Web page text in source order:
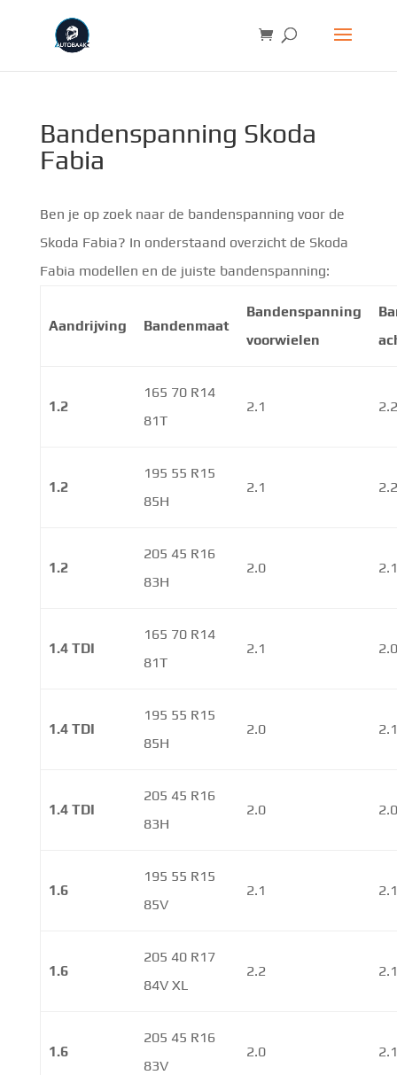
Bandenspanning Skoda
Fabia
Ben je op zoek naar de bandenspanning voor de
Skoda Fabia? In onderstaand overzicht de Skoda
Fabia modellen en de juiste bandenspanning:
Aandrijving Bandenmaat
Bandenspanning
voorwielen
1.2
165 70 R14
81T
2.1
1.2
195 55 R15
85H
2.1
1.2
205 45 R16
83H
2.0
1.4 TDI
165 70 R14
81T
2.1
1.4 TDI
195 55 R15
85H
2.0
1.4 TDI
205 45 R16
83H
2.0
1.6
195 55 R15
85V
2.1
1.6
205 40 R17
84V XL
2.2
1.6
205 45 R16
83V
2.0